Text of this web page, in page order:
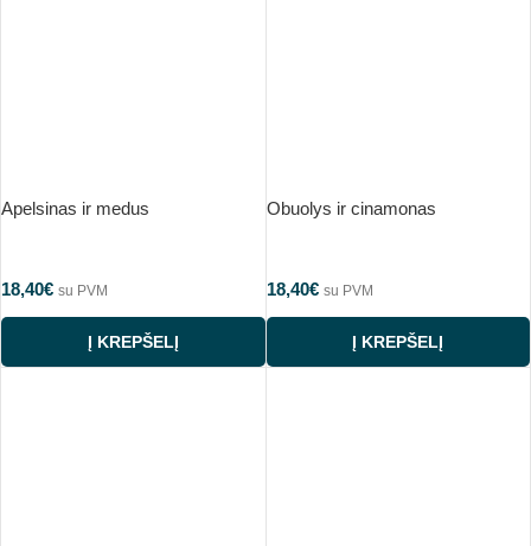
Apelsinas ir medus
18,40€ su PVM
Į KREPŠELĮ
Obuolys ir cinamonas
18,40€ su PVM
Į KREPŠELĮ